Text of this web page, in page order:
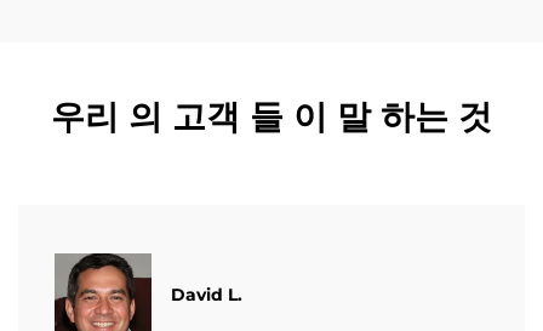
우리 의 고객 들 이 말 하는 것
David L.